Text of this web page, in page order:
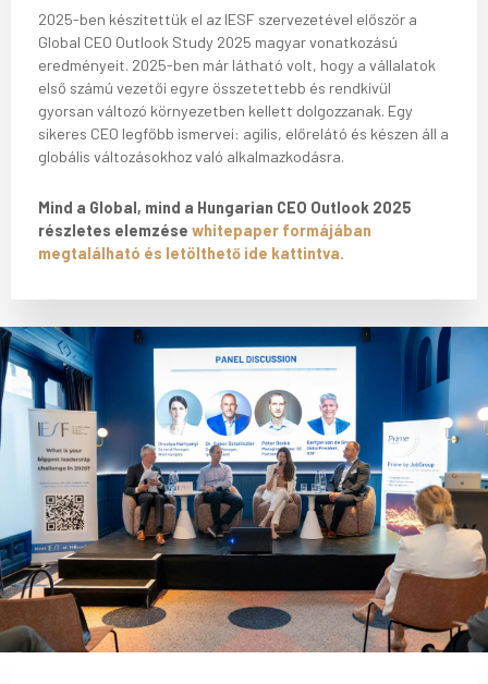
2025-ben készítettük el az IESF szervezetével először a
Global CEO Outlook Study 2025 magyar vonatkozású
eredményeit. 2025-ben már látható volt, hogy a vállalatok
első számú vezetői egyre összetettebb és rendkívül
gyorsan változó környezetben kellett dolgozzanak. Egy
sikeres CEO legfőbb ismervei: agilis, előrelátó és készen áll a
globális változásokhoz való alkalmazkodásra.
Mind a Global, mind a Hungarian CEO Outlook 2025
részletes elemzésewhitepaper formájában
megtalálható és letölthető ide kattintva.